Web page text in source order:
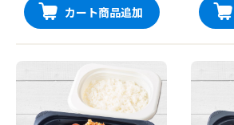
カート商品追加